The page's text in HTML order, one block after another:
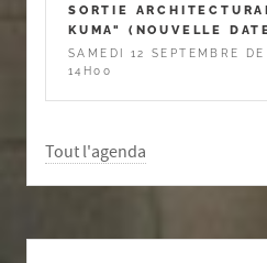
SORTIE
KUMA" (NOUVELLE
SAMEDI 12 SEPTEMBRE
14H00
Tout l'agenda